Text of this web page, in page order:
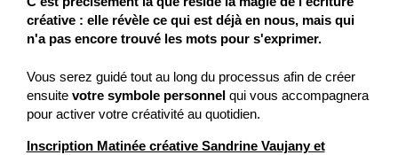
créative : elle révèle ce qui est déjà en nous, mais qui
n'a pas encore trouvé les mots pour s'exprimer.
Vous serez guidé tout au long du processus afin de créer
ensuite votre symbole personnelqui vous accompagnera
pour activer votre créativité au quotidien.
Inscription Matinée créative Sandrine Vaujany et